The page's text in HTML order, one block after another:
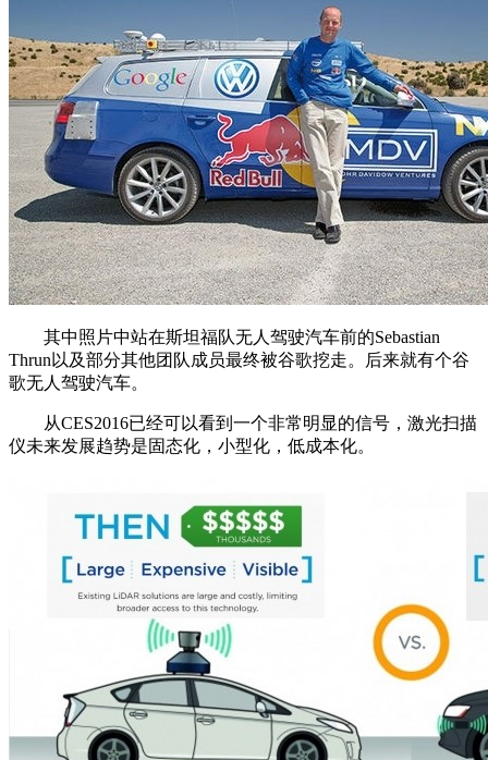
其中照片中站在斯坦福队无人驾驶汽车前的Sebastian
Thrun以及部分其他团队成员最终被谷歌挖走。后来就有个谷
歌无人驾驶汽车。
从CES2016已经可以看到一个非常明显的信号，激光扫描
仪未来发展趋势是固态化，小型化，低成本化。